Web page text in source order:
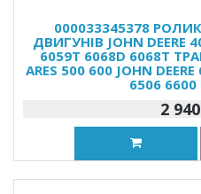
000033345378
ДВИГУНІВ JOHN DEERE
6059T 6068D 6068T
ARES 500 600 JOHN
6506
2